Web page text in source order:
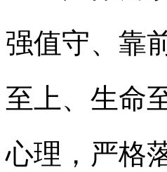
强值守、靠
至上、生命
心理，严格